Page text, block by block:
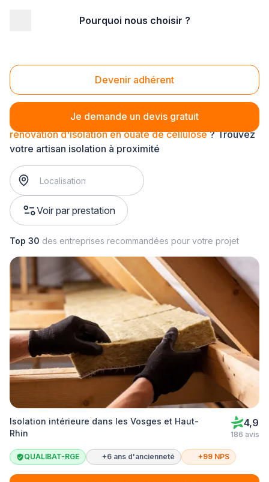
Pourquoi nous choisir ?
Devenir adhérent
Je demande un devis gratuit
Rénovation d'isolation en ouate de cellulose
rénovation d'isolation en ouate de cellulose? Trouvez
votre artisan isolation à proximité
Voir par prestation
Top 30 des entreprises recommandées pour votre projet
Isolation intérieure dans les Vosges et Haut-
Rhin
4,9
186 avis
QUALIBAT-RGE +6 ans d'ancienneté +99 NPS